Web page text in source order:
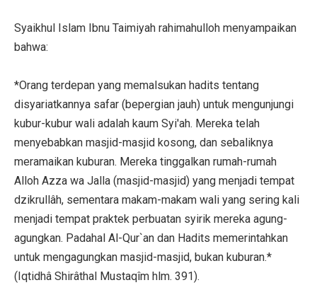
Syaikhul Islam Ibnu Taimiyah rahimahulloh menyampaikan
bahwa:
*Orang terdepan yang memalsukan hadits tentang
disyariatkannya safar (bepergian jauh) untuk mengunjungi
kubur-kubur wali adalah kaum Syi'ah. Mereka telah
menyebabkan masjid-masjid kosong, dan sebaliknya
meramaikan kuburan. Mereka tinggalkan rumah-rumah
Alloh Azza wa Jalla (masjid-masjid) yang menjadi tempat
dzikrullâh, sementara makam-makam wali yang sering kali
menjadi tempat praktek perbuatan syirik mereka agung-
agungkan. Padahal Al-Qur`an dan Hadits memerintahkan
untuk mengagungkan masjid-masjid, bukan kuburan.*
(Iqtidhâ Shirâthal Mustaqîm hlm. 391).